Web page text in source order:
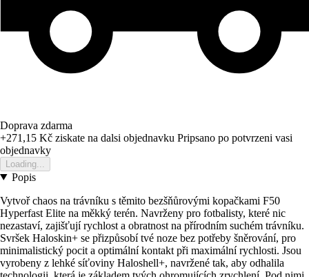
Doprava zdarma
+271,15 Kč ziskate na dalsi objednavku Pripsano po potvrzeni vasi
objednavky
Loading...
Popis
Vytvoř chaos na trávníku s těmito bezšňůrovými kopačkami F50
Hyperfast Elite na měkký terén. Navrženy pro fotbalisty, které nic
nezastaví, zajišťují rychlost a obratnost na přírodním suchém trávníku.
Svršek Haloskin+ se přizpůsobí tvé noze bez potřeby šněrování, pro
minimalistický pocit a optimální kontakt při maximální rychlosti. Jsou
vyrobeny z lehké síťoviny Haloshell+, navržené tak, aby odhalila